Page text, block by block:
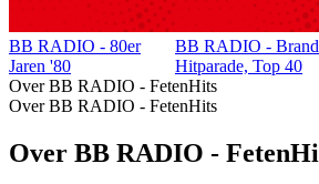
BB RADIO - 80er
Jaren '80
BB RADIO -
Hitparade, Top 40
Over BB RADIO - FetenHits
Over BB RADIO - FetenHits
Over BB RADIO -